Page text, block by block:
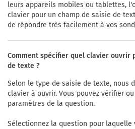
leurs appareils mobiles ou tablettes,
clavier pour un champ de saisie de
de répondre très facilement à vos
Comment spécifier quel clavier ouvrir
de texte ?
Selon le type de saisie de texte, nous
clavier à ouvrir. Vous pouvez vérifier
paramètres de la question.
Sélectionnez la question pour laquelle